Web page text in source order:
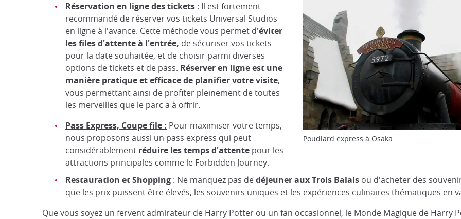
Réservation en ligne des tickets : Il est fortement
recommandé de réserver vos tickets Universal Studios
en ligne à l'avance. Cette méthode vous permet d'éviter
les files d'attente à l'entrée, de sécuriser vos tickets
pour la date souhaitée, et de choisir parmi diverses
options de tickets et de pass. Réserver en ligne est une
manière pratique et efficace de planifier votre visite,
vous permettant ainsi de profiter pleinement de toutes
les merveilles que le parc a à offrir.
Pass Express, Coupe file : Pour maximiser votre temps,
nous proposons aussi un pass express qui peut
considérablement réduire les temps d'attente pour les
attractions principales comme le Forbidden Journey​​.
Poudlard express à Osaka
Restauration et Shopping : Ne manquez pas dedéjeuner aux Trois Balais ou d'acheter des
que les prix puissent être élevés, les souvenirs uniques et les expériences culinaires thématiques en
Que vous soyez un fervent admirateur de Harry Potter ou un fan occasionnel, le Monde Magique de Harry